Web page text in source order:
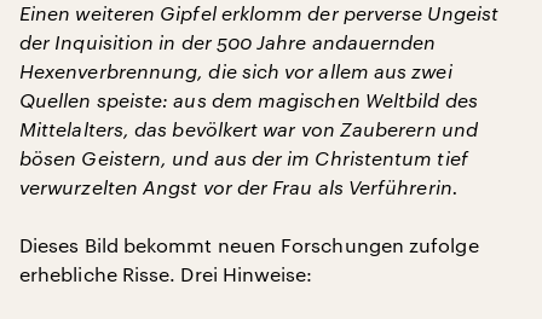
Einen weiteren Gipfel erklomm der perverse Ungeist
der Inquisition in der 500 Jahre andauernden
Hexenverbrennung, die sich vor allem aus zwei
Quellen speiste: aus dem magischen Weltbild des
Mittelalters, das bevölkert war von Zauberern und
bösen Geistern, und aus der im Christentum tief
verwurzelten Angst vor der Frau als Verführerin.
Dieses Bild bekommt neuen Forschungen zufolge
erhebliche Risse. Drei Hinweise: